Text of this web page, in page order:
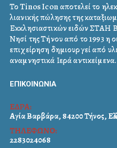
Το Tinos Icon αποτελεί το
λιανικής πώλησης της
Εκκλησιαστικών ειδών
Νησί της Τήνου από το 1993 η
επιχείρηση δημιουργεί από
αναμνηστικά Ιερά αντικείμενα.
ΕΠΙΚΟΙΝΩΝΙΑ
ΕΔΡΑ:
Αγία Βαρβάρα, 84200 Τήνος,
ΤΗΛΕΦΩΝΟ:
2283024068